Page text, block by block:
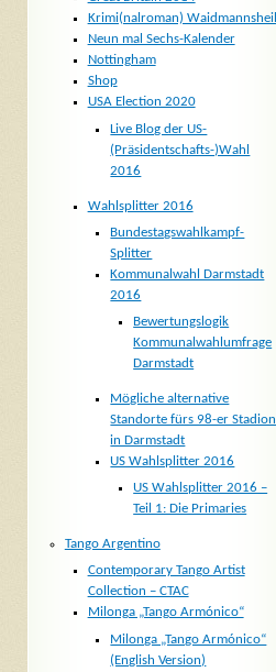
Krimi(nalroman) Waidmannsheil
Neun mal Sechs-Kalender
Nottingham
Shop
USA Election 2020
Live Blog der US-
(Präsidentschafts-)Wahl
2016
Wahlsplitter 2016
Bundestagswahlkampf-
Splitter
Kommunalwahl Darmstadt
2016
Bewertungslogik
Kommunalwahlumfrage
Darmstadt
Mögliche alternative
Standorte fürs 98-er Stadion
in Darmstadt
US Wahlsplitter 2016
US Wahlsplitter 2016 –
Teil 1: Die Primaries
Tango Argentino
Contemporary Tango Artist
Collection – CTAC
Milonga „Tango Armónico“
Milonga „Tango Armónico“
(English Version)